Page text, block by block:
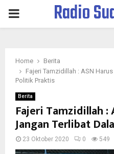
PRIMARYRadio
Home
Berita
Fajeri Tamzidillah : ASN
Politik Praktis
Berita
Fajeri Tamzidillah :
Jangan Terlibat
23 Oktober 2020 0 549